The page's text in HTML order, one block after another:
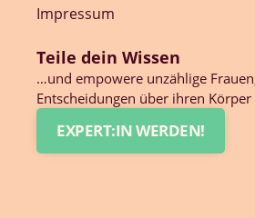
Impressum
Teile dein Wissen
…und empowere unzählige
Entscheidungen über ihren
EXPERT:IN WERDEN!